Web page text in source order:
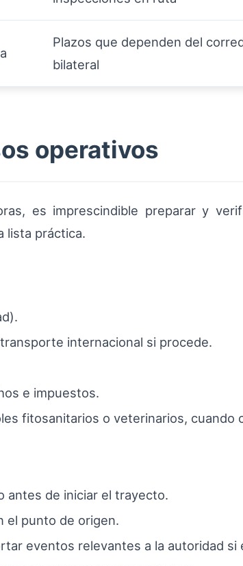
Plazos que dependen del
bilateral
operativos
es imprescindible preparar y
lista práctica.
internacional si procede.
e impuestos.
fitosanitarios o veterinarios, cuando
antes de iniciar el trayecto.
el punto de origen.
eventos relevantes a la autoridad si